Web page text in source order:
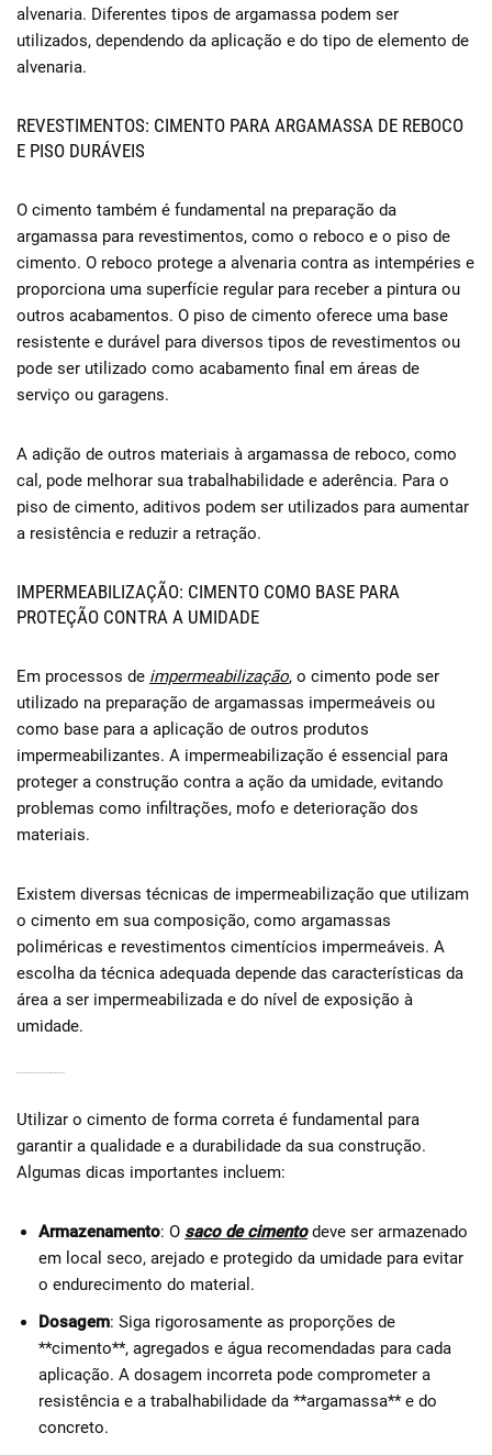
alvenaria. Diferentes tipos de argamassa podem ser
utilizados, dependendo da aplicação e do tipo de elemento de
alvenaria.
REVESTIMENTOS: CIMENTO PARA ARGAMASSA DE REBOCO
E PISO DURÁVEIS
O cimento também é fundamental na preparação da
argamassa para revestimentos, como o reboco e o piso de
cimento. O reboco protege a alvenaria contra as intempéries e
proporciona uma superfície regular para receber a pintura ou
outros acabamentos. O piso de cimento oferece uma base
resistente e durável para diversos tipos de revestimentos ou
pode ser utilizado como acabamento final em áreas de
serviço ou garagens.
A adição de outros materiais à argamassa de reboco, como
cal, pode melhorar sua trabalhabilidade e aderência. Para o
piso de cimento, aditivos podem ser utilizados para aumentar
a resistência e reduzir a retração.
IMPERMEABILIZAÇÃO: CIMENTO COMO BASE PARA
PROTEÇÃO CONTRA A UMIDADE
Em processos de impermeabilização, o cimento pode ser
utilizado na preparação de argamassas impermeáveis ou
como base para a aplicação de outros produtos
impermeabilizantes. A impermeabilização é essencial para
proteger a construção contra a ação da umidade, evitando
problemas como infiltrações, mofo e deterioração dos
materiais.
Existem diversas técnicas de impermeabilização que utilizam
o cimento em sua composição, como argamassas
poliméricas e revestimentos cimentícios impermeáveis. A
escolha da técnica adequada depende das características da
área a ser impermeabilizada e do nível de exposição à
umidade.
Utilizar o cimento de forma correta é fundamental para
garantir a qualidade e a durabilidade da sua construção.
Algumas dicas importantes incluem:
Armazenamento: O saco de cimentodeve ser armazenado
em local seco, arejado e protegido da umidade para evitar
o endurecimento do material.
Dosagem: Siga rigorosamente as proporções de
**cimento**, agregados e água recomendadas para cada
aplicação. A dosagem incorreta pode comprometer a
resistência e a trabalhabilidade da **argamassa** e do
concreto.